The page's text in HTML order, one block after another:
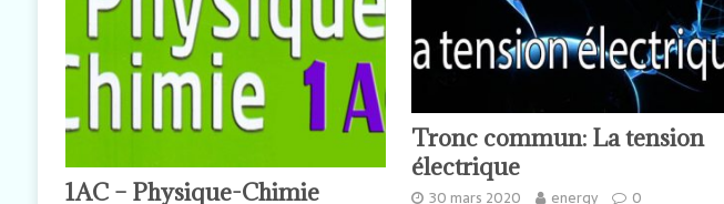
Tronc commun: La tension
électrique
30 mars 2020 energy 0
1AC – Physique-Chimie